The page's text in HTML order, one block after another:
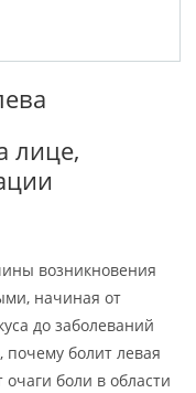
лице,
возникновения
начиная от
до заболеваний
болит левая
боли в области